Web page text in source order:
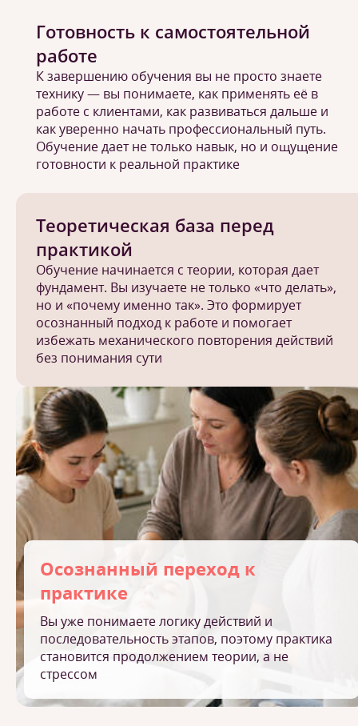
Теоретическая база перед
практикой
Обучение начинается с теории, которая дает
фундамент. Вы изучаете не только «что делать»,
но и «почему именно так». Это формирует
осознанный подход к работе и помогает
избежать механического повторения действий
без понимания сути
Осознанный переход к
практике
Вы уже понимаете логику действий и
последовательность этапов, поэтому практика
становится продолжением теории, а не
стрессом
Готовность к самостоятельной
работе
К завершению обучения вы не просто знаете
технику — вы понимаете, как применять её в
работе с клиентами, как развиваться дальше и
как уверенно начать профессиональный путь.
Обучение дает не только навык, но и ощущение
готовности к реальной практике